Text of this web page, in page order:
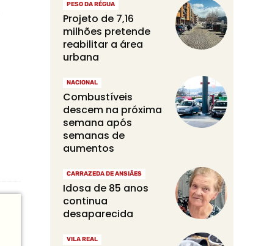
PESO DA RÉGUA
Projeto de 7,16
milhões pretende
reabilitar a área
urbana
NACIONAL
Combustíveis
descem na próxima
semana após
semanas de
aumentos
CARRAZEDA DE ANSIÃES
Idosa de 85 anos
continua
desaparecida
VILA REAL